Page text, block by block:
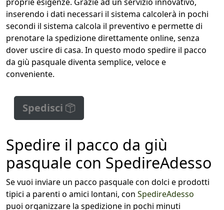
inserendo i dati necessari il sistema calcolerà in pochi
secondi il sistema calcola il preventivo e permette di
prenotare la spedizione direttamente online, senza
dover uscire di casa. In questo modo spedire il pacco
da giù pasquale diventa semplice, veloce e
conveniente.
Spedisci
Spedire il pacco da giù
pasquale con SpedireAdesso
Se vuoi inviare un pacco pasquale con dolci e prodotti
tipici a parenti o amici lontani, con SpedireAdesso
puoi organizzare la spedizione in pochi minuti